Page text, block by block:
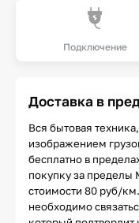
Подключение
Доставка в
Вся бытовая
изображением
бесплатно в
покупку за
стоимости 80 руб/
необходимо